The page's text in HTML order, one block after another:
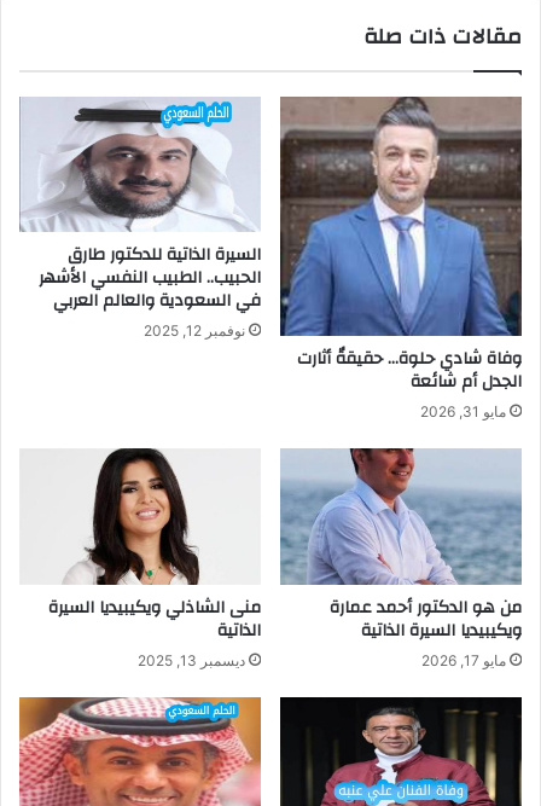
مقالات ذات صلة
وفاة شادي حلوة… حقيقةٌ أثارت
الجدل أم شائعة
مايو 31, 2026
السيرة الذاتية للدكتور طارق
الحبيب.. الطبيب النفسي الأشهر
في السعودية والعالم العربي
نوفمبر 12, 2025
من هو الدكتور أحمد عمارة
ويكيبيديا السيرة الذاتية
مايو 17, 2026
منى الشاذلي ويكيبيديا السيرة
الذاتية
ديسمبر 13, 2025